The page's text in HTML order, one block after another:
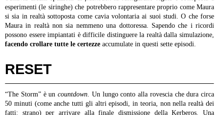
esperimenti (le siringhe) che potrebbero rappresentare proprio come Maura
si sia in realtà sottoposta come cavia volontaria ai suoi studi. O che forse
Maura in realtà non sia nemmeno una dottoressa. Sapendo che i ricordi
possono essere impiantati è difficile distinguere la realtà dalla simulazione,
facendo crollare tutte le certezze accumulate in questi sette episodi.
RESET
“The Storm” è un countdown. Un lungo conto alla rovescia che dura circa
50 minuti (come anche tutti gli altri episodi, in teoria, non nella realtà dei
fatti: strano) per arrivare alla finale dismissione della Kerberos. Una